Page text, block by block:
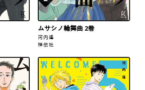
ムサシノ輪舞曲 2巻
河内遙
祥伝社